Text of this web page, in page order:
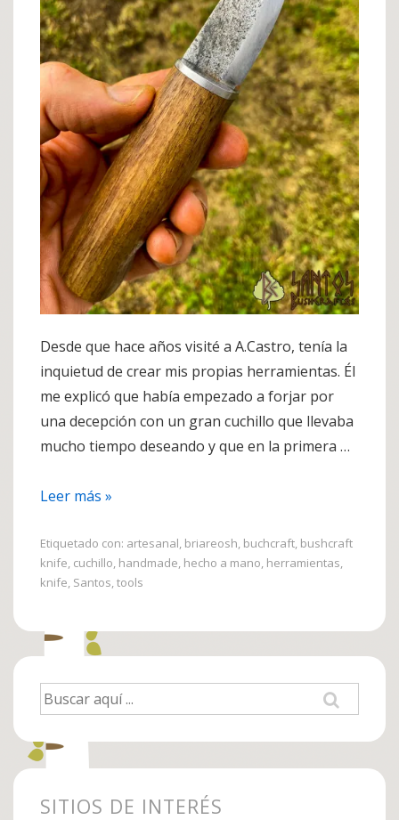
Desde que hace años visité a A.Castro, tenía la
inquietud de crear mis propias herramientas. Él
me explicó que había empezado a forjar por
una decepción con un gran cuchillo que llevaba
mucho tiempo deseando y que en la primera …
Forjado
cuchillo
artesanal
Leer más »
Etiquetado con: artesanal briareosh buchcraft bushcraft
knife cuchillo handmade hecho a mano herramientas
knife Santos tools
Buscar
por:
SITIOS DE INTERÉS